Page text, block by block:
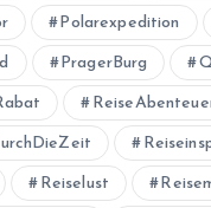
Polarexpedition
PragerBurg
Reiselust